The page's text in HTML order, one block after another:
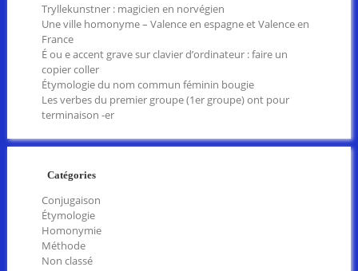
Tryllekunstner : magicien en norvégien
Une ville homonyme – Valence en espagne et Valence en
France
É ou e accent grave sur clavier d’ordinateur : faire un
copier coller
Étymologie du nom commun féminin bougie
Les verbes du premier groupe (1er groupe) ont pour
terminaison -er
Catégories
Conjugaison
Étymologie
Homonymie
Méthode
Non classé